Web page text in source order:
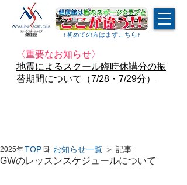
↑​初めての方はまずこちら↑
〈重要なお知らせ〉
地震によるスクール臨時休講分の振
替期間について（7/28・7/29分）
GWのレッスンスケジュールについて
2025年4月23日
TOP ＞ お知らせ一覧 ＞ 記事